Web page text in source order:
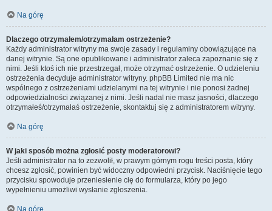
Na górę
Dlaczego otrzymałem/otrzymałam ostrzeżenie?
Każdy administrator witryny ma swoje zasady i regulaminy obowiązujące na
danej witrynie. Są one opublikowane i administrator zaleca zapoznanie się z
nimi. Jeśli ktoś ich nie przestrzegał, może otrzymać ostrzeżenie. O udzieleniu
ostrzeżenia decyduje administrator witryny. phpBB Limited nie ma nic
wspólnego z ostrzeżeniami udzielanymi na tej witrynie i nie ponosi żadnej
odpowiedzialności związanej z nimi. Jeśli nadal nie masz jasności, dlaczego
otrzymałeś/otrzymałaś ostrzeżenie, skontaktuj się z administratorem witryny.
Na górę
W jaki sposób można zgłosić posty moderatorowi?
Jeśli administrator na to zezwolił, w prawym górnym rogu treści posta, który
chcesz zgłosić, powinien być widoczny odpowiedni przycisk. Naciśnięcie tego
przycisku spowoduje przeniesienie cię do formularza, który po jego
wypełnieniu umożliwi wysłanie zgłoszenia.
Na górę